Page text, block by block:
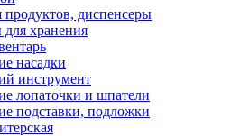
продуктов, диспенсеры
хранения
насадки
инструмент
лопаточки и шпатели
подставки, подложки